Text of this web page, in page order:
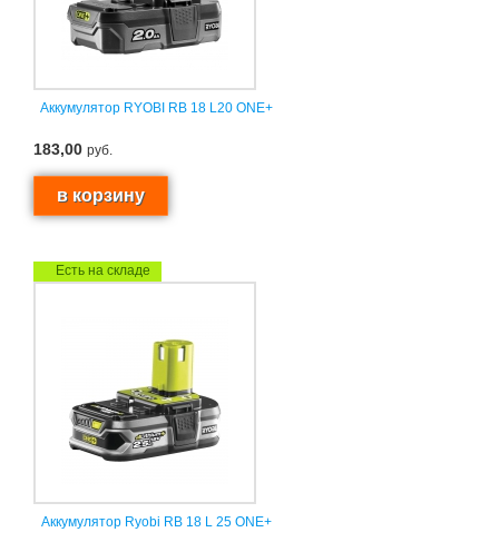
Аккумулятор RYOBI RB 18 L20 ONE+
183,00 руб.
Есть на складе
Аккумулятор Ryobi RB 18 L 25 ONE+